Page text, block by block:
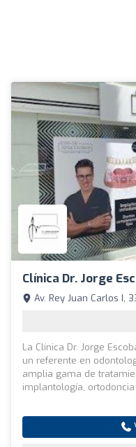
Clínica Dr. Jorge
Av. Rey Juan Carlos I,
La Clínica Dr. Jorge
un referente en
amplia gama de
implantología,